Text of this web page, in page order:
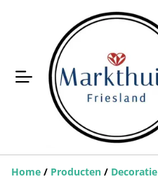
Home / Producten / Decoratie